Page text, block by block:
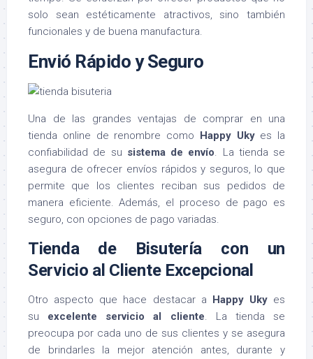
solo sean estéticamente atractivos, sino también
funcionales y de buena manufactura.
Envió Rápido y Seguro
Una de las grandes ventajas de comprar en una
tienda online de renombre como Happy Ukyes la
confiabilidad de su sistema de envío. La tienda se
asegura de ofrecer envíos rápidos y seguros, lo que
permite que los clientes reciban sus pedidos de
manera eficiente. Además, el proceso de pago es
seguro, con opciones de pago variadas.
Tienda de Bisutería con un
Servicio al Cliente Excepcional
Otro aspecto que hace destacar a Happy Ukyes
su excelente servicio al cliente. La tienda se
preocupa por cada uno de sus clientes y se asegura
de brindarles la mejor atención antes, durante y